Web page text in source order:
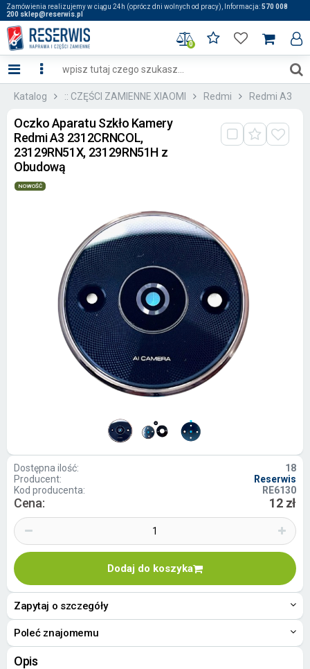
Zamówienia realizujemy w ciągu 24h (oprócz dni wolnych od pracy), Informacja:570 008
200 sklep@reserwis.pl
0
Katalog :: CZĘŚCI ZAMIENNE XIAOMI Redmi Redmi A3
Oczko Aparatu Szkło Kamery
Redmi A3 2312CRNCOL,
23129RN51X, 23129RN51H z
Obudową
NOWOŚĆ
Dostępna ilość:
18
Producent:
Reserwis
Kod producenta:
RE6130
Cena: 12 zł
Dodaj do koszyka
Zapytaj o szczegóły
Poleć znajomemu
Opis